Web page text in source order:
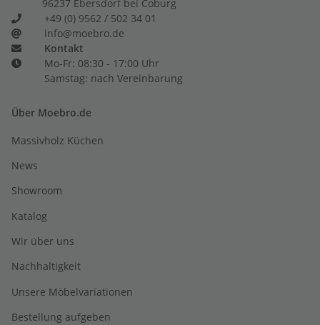
96237 Ebersdorf bei Coburg
+49 (0) 9562 / 502 34 01
info@moebro.de
Kontakt
Mo-Fr: 08:30 - 17:00 Uhr
Samstag: nach Vereinbarung
Über Moebro.de
Massivholz Küchen
News
Showroom
Katalog
Wir über uns
Nachhaltigkeit
Unsere Möbelvariationen
Bestellung aufgeben